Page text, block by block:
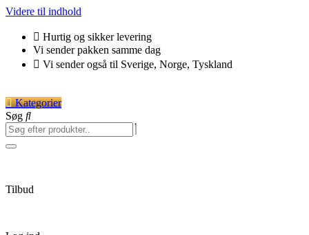
Videre til indhold
Hurtig og sikker levering
Vi sender pakken samme dag
Vi sender også til Sverige, Norge, Tyskland
Kategorier
Søg
Tilbud